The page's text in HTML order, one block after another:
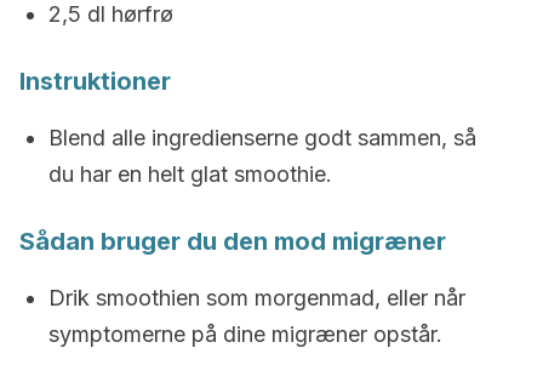
2,5 dl hørfrø
Instruktioner
Blend alle ingredienserne godt sammen, så
du har en helt glat smoothie.
Sådan bruger du den mod migræner
Drik smoothien som morgenmad, eller når
symptomerne på dine migræner opstår.